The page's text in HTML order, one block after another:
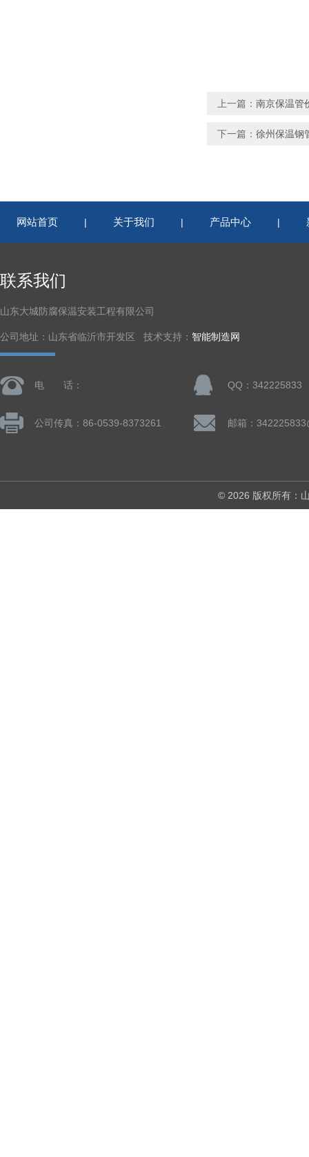
上一篇： 南京保温管
下一篇： 徐州保温钢
网站首页 | 关于我们 | 产品中心 |
联系我们
山东大城防腐保温安装工程有限公司
公司地址：山东省临沂市开发区 技术支持： 智能制造网
电 话： QQ：342225833
公司传真：86-0539-8373261 邮箱：
© 2026 版权所有：